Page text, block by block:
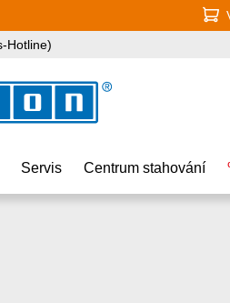
Hotline)
Servis Centrum stahování